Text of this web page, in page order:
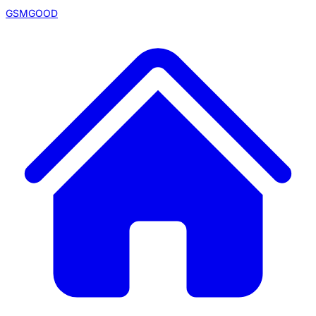
GSMGOOD